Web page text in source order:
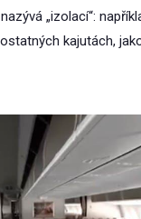
„izolací“:
kajutách,